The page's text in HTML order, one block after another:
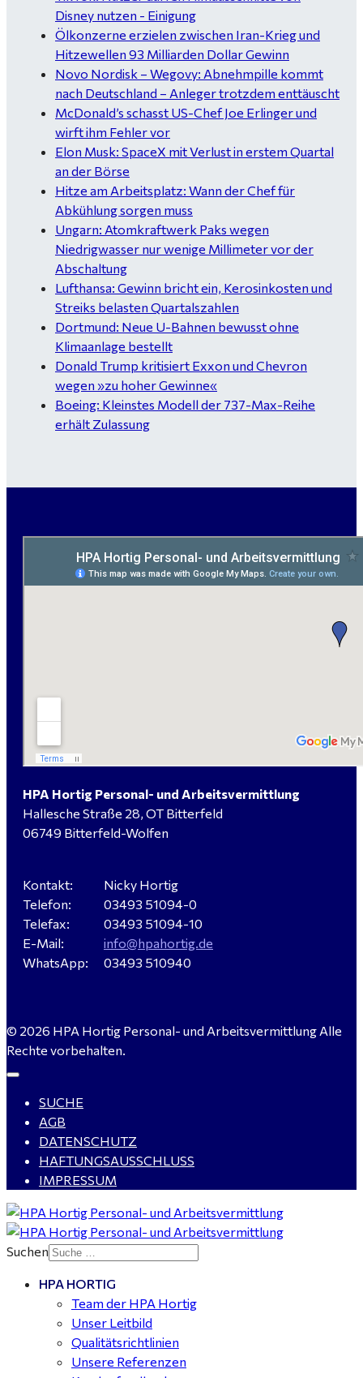
Disney nutzen - Einigung
Ölkonzerne erzielen zwischen Iran-Krieg und
Hitzewellen 93 Milliarden Dollar Gewinn
Novo Nordisk – Wegovy: Abnehmpille kommt
nach Deutschland – Anleger trotzdem enttäuscht
McDonald’s schasst US-Chef Joe Erlinger und
wirft ihm Fehler vor
Elon Musk: SpaceX mit Verlust in erstem Quartal
an der Börse
Hitze am Arbeitsplatz: Wann der Chef für
Abkühlung sorgen muss
Ungarn: Atomkraftwerk Paks wegen
Niedrigwasser nur wenige Millimeter vor der
Abschaltung
Lufthansa: Gewinn bricht ein, Kerosinkosten und
Streiks belasten Quartalszahlen
Dortmund: Neue U-Bahnen bewusst ohne
Klimaanlage bestellt
Donald Trump kritisiert Exxon und Chevron
wegen »zu hoher Gewinne«
Boeing: Kleinstes Modell der 737-Max-Reihe
erhält Zulassung
HPA Hortig Personal- und Arbeitsvermittlung
Hallesche Straße 28, OT Bitterfeld
06749 Bitterfeld-Wolfen
Kontakt:
Telefon:
Telefax:
E-Mail:
WhatsApp:
Nicky Hortig
03493 51094-0
03493 51094-10
info@hpahortig.de
03493 510940
© 2026 HPA Hortig Personal- und Arbeitsvermittlung Alle
Rechte vorbehalten.
SUCHE
AGB
DATENSCHUTZ
HAFTUNGSAUSSCHLUSS
IMPRESSUM
Suchen
HPA HORTIG
Team der HPA Hortig
Unser Leitbild
Qualitätsrichtlinien
Unsere Referenzen